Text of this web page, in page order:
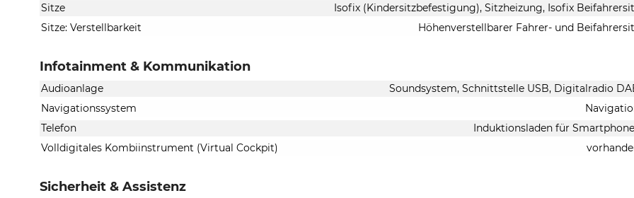
Sitze
Isofix (Kindersitzbefestigung), Sitzheizung, Isofix
Sitze: Verstellbarkeit
Höhenverstellbarer Fahrer- und
Infotainment & Kommunikation
Audioanlage
Soundsystem, Schnittstelle USB, Digitalradio
Navigationssystem
Telefon
Induktionsladen für
Volldigitales Kombiinstrument (Virtual Cockpit)
Sicherheit & Assistenz